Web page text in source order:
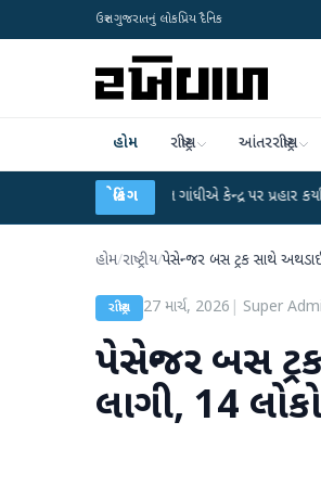
ઉત્તર ગુજરાતનું લોકપ્રિય દૈનિક
હોમ રાષ્ટ્રીય આંતરરાષ્ટ્રીય
બ્રેકિંગ
પર રાહુલ ગાંધીએ કેન્દ્ર પર પ્રહાર કર્યા ●
હોમ/રાષ્ટ્રીય/પેસેન્જર બસ ટ્રક સાથે
રાષ્ટ્રીય 27 માર્ચ, 2026 Super
પેસેન્જર બસ
લાગી, 14